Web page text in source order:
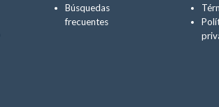
Búsquedas
frecuentes